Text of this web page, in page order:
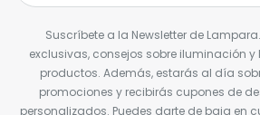
Suscríbete a la Newsletter de
exclusivas, consejos sobre iluminación
productos. Además, estarás al día
promociones y recibirás cupones de
personalizados. Puedes darte de baja en